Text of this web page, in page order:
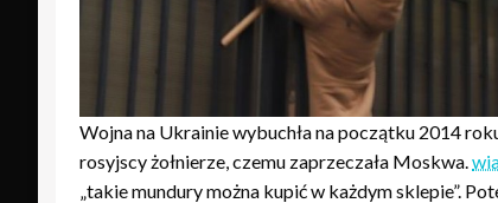
Wojna na Ukrainie wybuchła na początku 2014
rosyjscy żołnierze, czemu zaprzeczała Moskwa.
„takie mundury można kupić w każdym sklepie”.